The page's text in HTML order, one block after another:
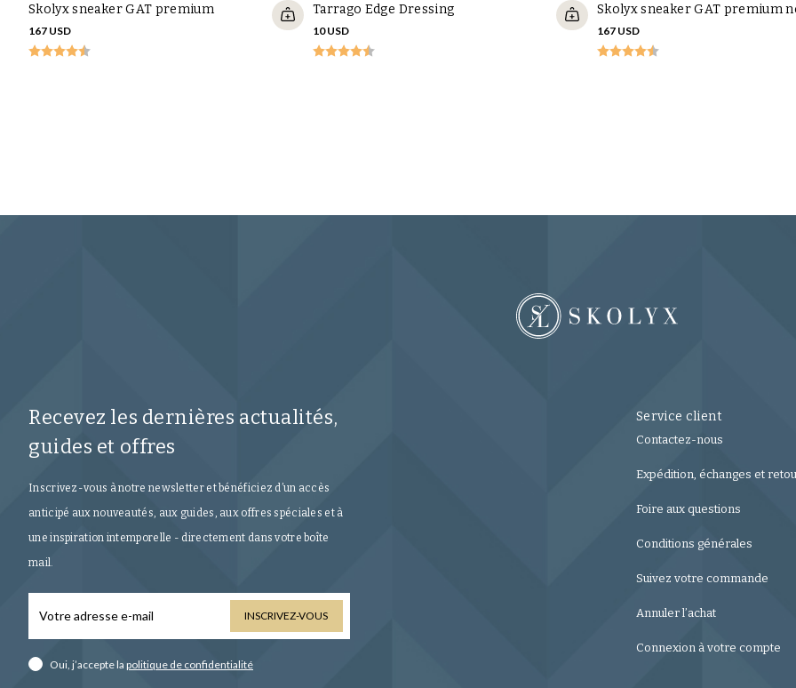
Skolyx sneaker GAT premium
167 USD
Tarrago Edge Dressing
10 USD
Skolyx sneaker GAT premium
167 USD
Recevez les dernières actualités,
guides et offres
Inscrivez-vous à notre newsletter et bénéficiez d’un accès
anticipé aux nouveautés, aux guides, aux offres spéciales et à
une inspiration intemporelle - directement dans votre boîte
mail.
INSCRIVEZ-VOUS
Oui, j’accepte la politique de confidentialité
Service client
Contactez-nous
Expédition, échanges et
Foire aux questions
Conditions générales
Suivez votre commande
Annuler l’achat
Connexion à votre compte